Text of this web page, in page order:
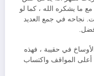
ما يشكره الله ، كما لو
نجاحه في جمع العديد
في حقيبة ، فهذه
المواقف واكتساب